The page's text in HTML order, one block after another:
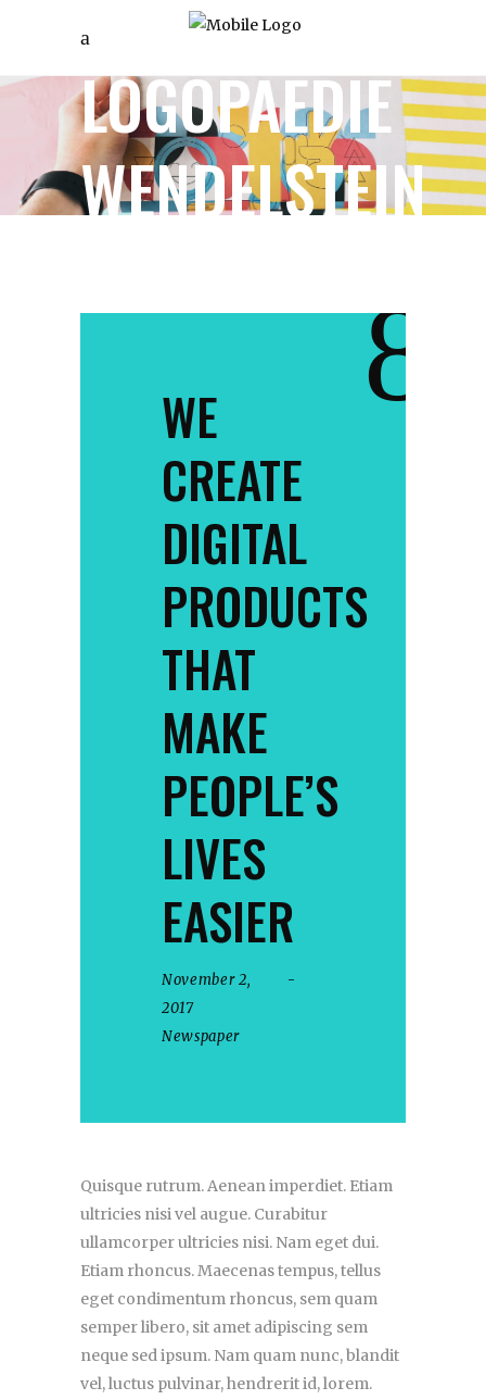
LOGOPAEDIE
WENDELSTEIN
WE
CREATE
DIGITAL
PRODUCTS
THAT
MAKE
PEOPLE’S
LIVES
EASIER
November 2,
2017
Newspaper
Quisque rutrum. Aenean imperdiet. Etiam
ultricies nisi vel augue. Curabitur
ullamcorper ultricies nisi. Nam eget dui.
Etiam rhoncus. Maecenas tempus, tellus
eget condimentum rhoncus, sem quam
semper libero, sit amet adipiscing sem
neque sed ipsum. Nam quam nunc, blandit
vel, luctus pulvinar, hendrerit id, lorem.